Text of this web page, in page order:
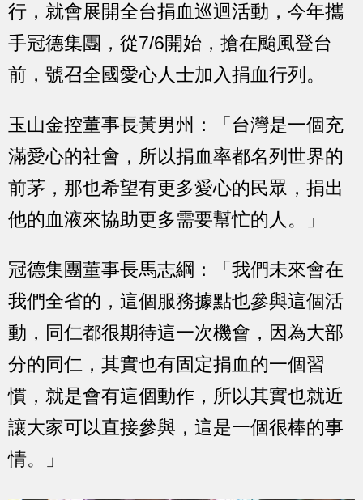
行，就會展開全台捐血巡迴活動，今年攜
手冠德集團，從7/6開始，搶在颱風登台
前，號召全國愛心人士加入捐血行列。
玉山金控董事長黃男州：「台灣是一個充
滿愛心的社會，所以捐血率都名列世界的
前茅，那也希望有更多愛心的民眾，捐出
他的血液來協助更多需要幫忙的人。」
冠德集團董事長馬志綱：「我們未來會在
我們全省的，這個服務據點也參與這個活
動，同仁都很期待這一次機會，因為大部
分的同仁，其實也有固定捐血的一個習
慣，就是會有這個動作，所以其實也就近
讓大家可以直接參與，這是一個很棒的事
情。」